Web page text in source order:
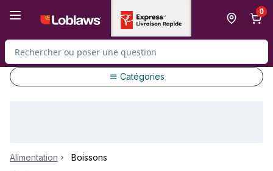
0
Rechercher des produits
Catégories
Alimentation Boissons